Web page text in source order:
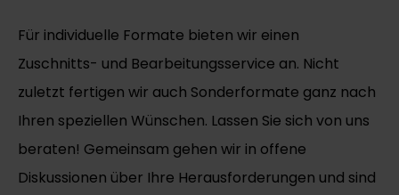
Für individuelle Formate bieten wir einen
Zuschnitts- und Bearbeitungsservice an. Nicht
zuletzt fertigen wir auch Sonderformate ganz nach
Ihren speziellen Wünschen. Lassen Sie sich von uns
beraten! Gemeinsam gehen wir in offene
Diskussionen über Ihre Herausforderungen und sind